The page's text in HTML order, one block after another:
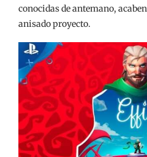
conocidas de antemano,
anisado proyecto.